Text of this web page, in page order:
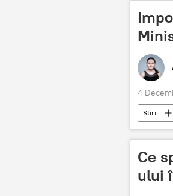
4
Știri
Ce
ului